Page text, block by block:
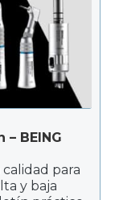
BEING
para
y baja